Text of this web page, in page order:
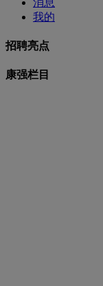
我的
招聘亮点
康强栏目